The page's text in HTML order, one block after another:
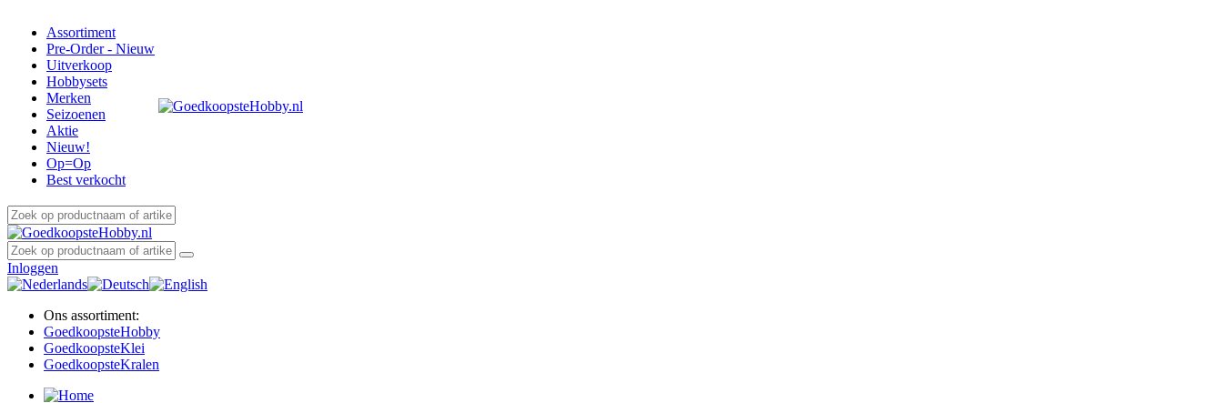
Assortiment
Pre-Order - Nieuw
Uitverkoop
Hobbysets
Merken
Seizoenen
Aktie
Nieuw!
Op=Op
Best verkocht
Inloggen
Ons assortiment:
GoedkoopsteHobby
GoedkoopsteKlei
GoedkoopsteKralen